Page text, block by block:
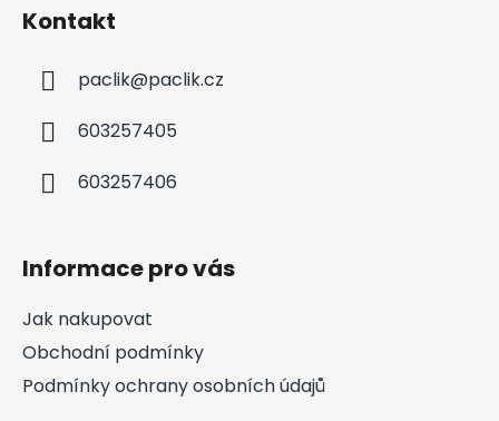
Kontakt
paclik@paclik.cz
603257405
603257406
Informace pro vás
Jak nakupovat
Obchodní podmínky
Podmínky ochrany osobních údajů